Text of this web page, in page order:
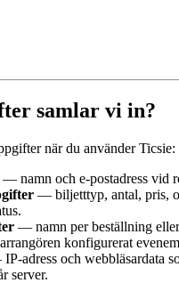
samlar vi in?
när du använder Ticsie:
— namn och e-postadress vid
— biljetttyp, antal, pris,
— namn per beställning
konfigurerat
adress och webbläsardata
server.